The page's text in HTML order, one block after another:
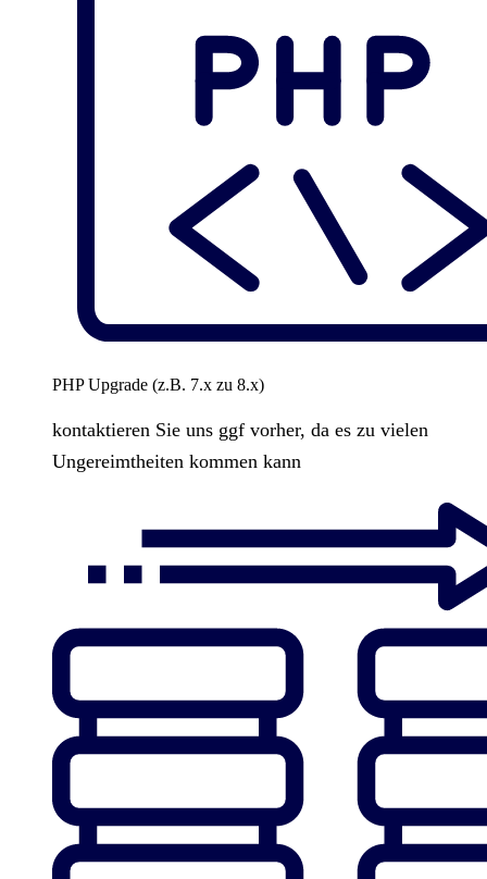
PHP Upgrade (z.B. 7.x zu 8.x)
kontaktieren Sie uns ggf vorher, da es zu vielen
Ungereimtheiten kommen kann